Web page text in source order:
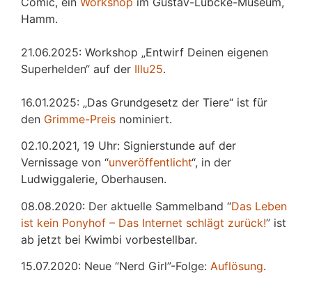
Hamm.
21.06.2025: Workshop „Entwirf Deinen eigenen
Superhelden“ auf der Illu25.
16.01.2025: „Das Grundgesetz der Tiere“ ist für
den Grimme-Preis nominiert.
02.10.2021, 19 Uhr: Signierstunde auf der
Vernissage von “unveröffentlicht“, in der
Ludwiggalerie, Oberhausen.
08.08.2020: Der aktuelle Sammelband “Das Leben
ist kein Ponyhof – Das Internet schlägt zurück!” ist
ab jetzt bei Kwimbi vorbestellbar.
15.07.2020: Neue “Nerd Girl”-Folge: Auflösung.